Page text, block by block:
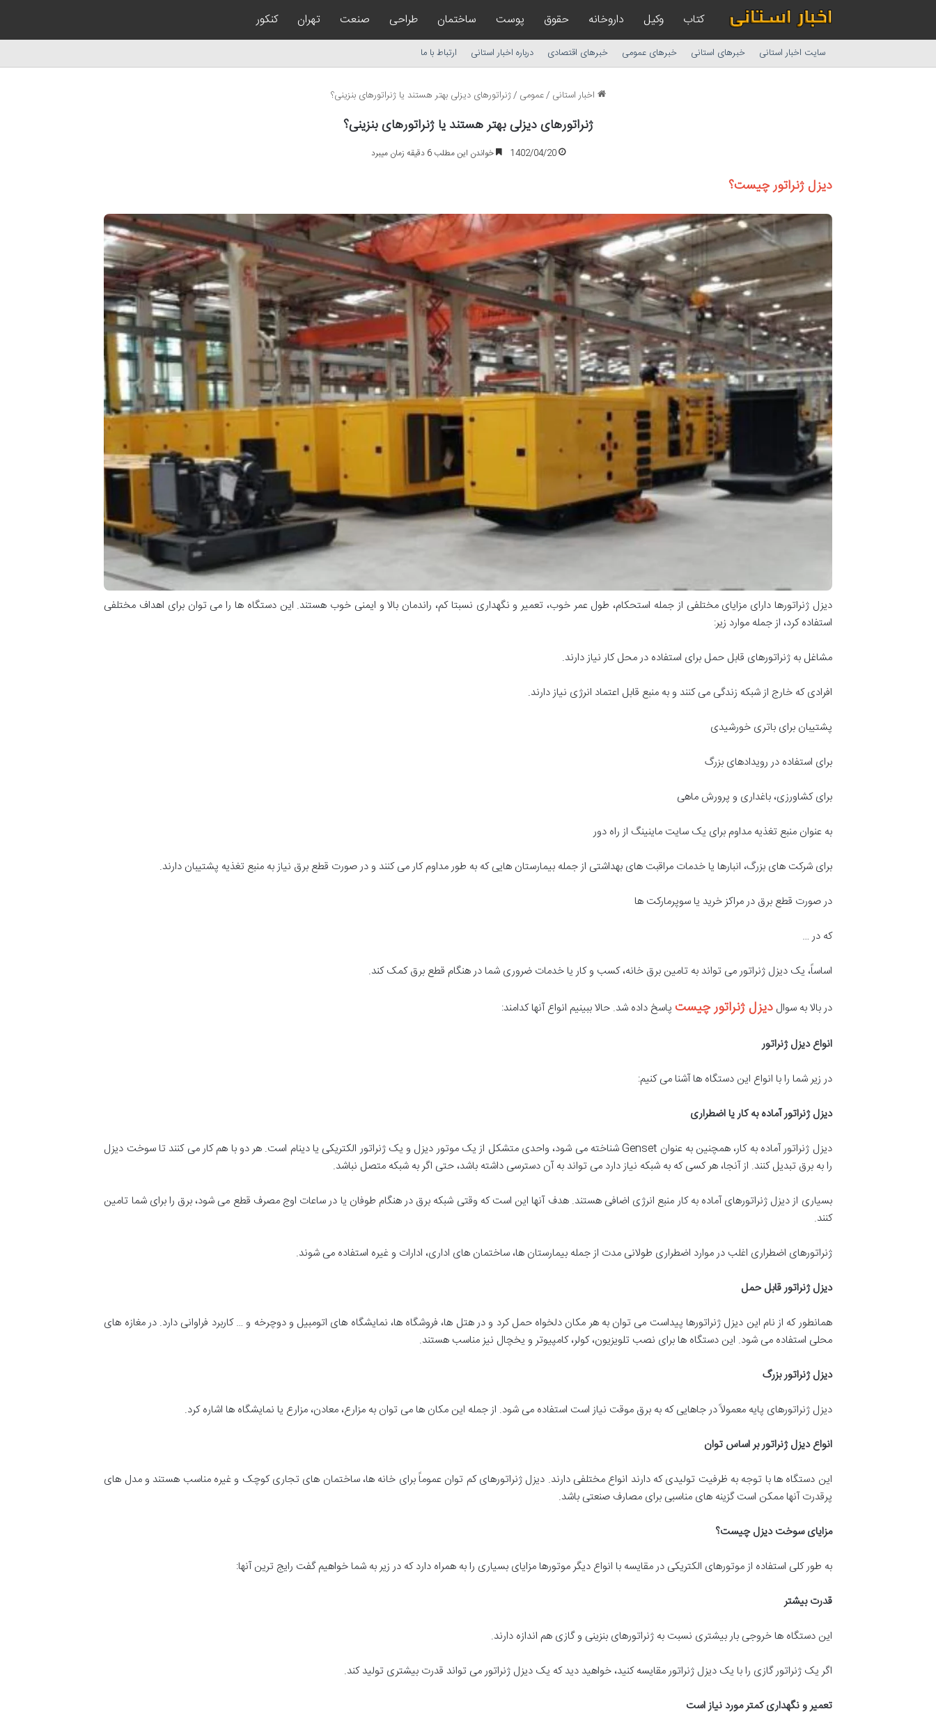
کتاب وکیل داروخانه حقوق پوست ساختمان طراحی صنعت تهران کنکور
سایت اخبار استانی خبرهای استانی خبرهای عمومی خبرهای اقتصادی درباره اخبار استانی ارتباط با ما
اخبار استانی /عمومی /ژنراتورهای دیزلی بهتر هستند یا ژنراتورهای بنزینی؟
ژنراتورهای دیزلی بهتر هستند یا ژنراتورهای بنزینی؟
1402/04/20 خواندن این مطلب 6 دقیقه زمان میبرد
دیزل ژنراتور چیست؟
دیزل ژنراتورها دارای مزایای مختلفی از جمله استحکام، طول عمر خوب، تعمیر و نگهداری نسبتا کم، راندمان بالا و ایمنی خوب هستند. این دستگاه ها را می توان برای اهداف مختلفی
استفاده کرد، از جمله موارد زیر:
مشاغل به ژنراتورهای قابل حمل برای استفاده در محل کار نیاز دارند.
افرادی که خارج از شبکه زندگی می کنند و به منبع قابل اعتماد انرژی نیاز دارند.
پشتیبان برای باتری خورشیدی
برای استفاده در رویدادهای بزرگ
برای کشاورزی، باغداری و پرورش ماهی
به عنوان منبع تغذیه مداوم برای یک سایت ماینینگ از راه دور
برای شرکت های بزرگ، انبارها یا خدمات مراقبت های بهداشتی از جمله بیمارستان هایی که به طور مداوم کار می کنند و در صورت قطع برق نیاز به منبع تغذیه پشتیبان دارند.
در صورت قطع برق در مراکز خرید یا سوپرمارکت ها
که در …
اساساً، یک دیزل ژنراتور می تواند به تامین برق خانه، کسب و کار یا خدمات ضروری شما در هنگام قطع برق کمک کند.
در بالا به سوالدیزل ژنراتور چیست پاسخ داده شد. حالا ببینیم انواع آنها کدامند:
انواع دیزل ژنراتور
در زیر شما را با انواع این دستگاه ها آشنا می کنیم:
دیزل ژنراتور آماده به کار یا اضطراری
دیزل ژنراتور آماده به کار، همچنین به عنوان Genset شناخته می شود، واحدی متشکل از یک موتور دیزل و یک ژنراتور الکتریکی یا دینام است. هر دو با هم کار می کنند تا سوخت دیزل
را به برق تبدیل کنند. از آنجا، هر کسی که به شبکه نیاز دارد می تواند به آن دسترسی داشته باشد، حتی اگر به شبکه متصل نباشد.
بسیاری از دیزل ژنراتورهای آماده به کار منبع انرژی اضافی هستند. هدف آنها این است که وقتی شبکه برق در هنگام طوفان یا در ساعات اوج مصرف قطع می شود، برق را برای شما تامین
کنند.
ژنراتورهای اضطراری اغلب در موارد اضطراری طولانی مدت از جمله بیمارستان ها، ساختمان های اداری، ادارات و غیره استفاده می شوند.
دیزل ژنراتور قابل حمل
همانطور که از نام این دیزل ژنراتورها پیداست می توان به هر مکان دلخواه حمل کرد و در هتل ها، فروشگاه ها، نمایشگاه های اتومبیل و دوچرخه و … کاربرد فراوانی دارد. در مغازه های
محلی استفاده می شود. این دستگاه ها برای نصب تلویزیون، کولر، کامپیوتر و یخچال نیز مناسب هستند.
دیزل ژنراتور بزرگ
دیزل ژنراتورهای پایه معمولاً در جاهایی که به برق موقت نیاز است استفاده می شود. از جمله این مکان ها می توان به مزارع، معادن، مزارع یا نمایشگاه ها اشاره کرد.
انواع دیزل ژنراتور بر اساس توان
این دستگاه ها با توجه به ظرفیت تولیدی که دارند انواع مختلفی دارند. دیزل ژنراتورهای کم توان عموماً برای خانه ها، ساختمان های تجاری کوچک و غیره مناسب هستند و مدل های
پرقدرت آنها ممکن است گزینه های مناسبی برای مصارف صنعتی باشد.
مزایای سوخت دیزل چیست؟
به طور کلی استفاده از موتورهای الکتریکی در مقایسه با انواع دیگر موتورها مزایای بسیاری را به همراه دارد که در زیر به شما خواهیم گفت رایج ترین آنها:
قدرت بیشتر
این دستگاه ها خروجی بار بیشتری نسبت به ژنراتورهای بنزینی و گازی هم اندازه دارند.
اگر یک ژنراتور گازی را با یک دیزل ژنراتور مقایسه کنید، خواهید دید که یک دیزل ژنراتور می تواند قدرت بیشتری تولید کند.
تعمیر و نگهداری کمتر مورد نیاز است